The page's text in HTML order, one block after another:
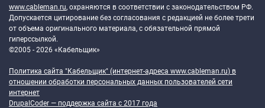
www.cableman.ru, охраняются в соответствии с законодательством РФ.
Допускается цитирование без согласования с редакцией не более трети
от объема оригинального материала, с обязательной прямой
гиперссылкой.
©2005 - 2026 «Кабельщик»
Политика сайта "Кабельщик" (интернет-адреса www.cableman.ru) в
отношении обработки персональных данных пользователей сети
интернет
DrupalCoder — поддержка сайта c 2017 года